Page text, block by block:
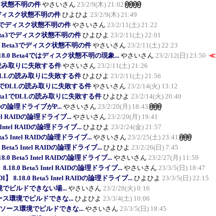
状態不明の件 やさいさん 23/2/9(木) 21:02
スク状態不明の件 ひよひよ 23/2/9(木) 21:49
ディスク状態不明の件 やさいさん 23/2/11(土) 21:22
でディスク状態不明の件ひよひよ 23/2/11(土) 22:01
Beta3でディスク状態不明の件 やさいさん 23/2/11(土) 22:23
Beta4ではディスク状態不明の現象... やさいさん 23/2/12(日) 23:50 ≪
み取りに失敗する件 やさいさん 23/2/11(土) 21:26
の読み取りに失敗する件 ひよひよ 23/2/11(土) 21:56
DLLの読み取りに失敗する件 やさいさん 23/2/14(火) 13:12
でDLLの読み取りに失敗する件 ひよひよ 23/2/14(火) 20:40
論理ドライブがP... やさいさん 23/2/20(月) 18:43
RAIDの論理ドライブ... やさいさん 23/2/20(月) 19:41
RAIDの論理ドライブ... ひよひよ 23/2/24(金) 21:57
Intel RAIDの論理ドライブ... やさいさん 23/2/25(土) 23:41
Beta5 Intel RAIDの論理ドライブ... ひよひよ 23/2/26(日) 7:45
Beta5 Intel RAIDの論理ドライブ... やさいさん 23/2/27(月) 11:59
8.18.0 Beta5 Intel RAIDの論理ドライブ... やさいさん 23/3/5(日) 18:47
】 8.18.0 Beta5 Intel RAIDの論理ドライブ... ひよひよ 23/3/5(日) 22:15
でビルドできない場... やさいさん 23/2/28(火) 0:16
ス環境でビルドできな...ひよひよ 23/3/4(土) 10:06
ース環境でビルドできな... やさいさん 23/3/5(日) 18:45